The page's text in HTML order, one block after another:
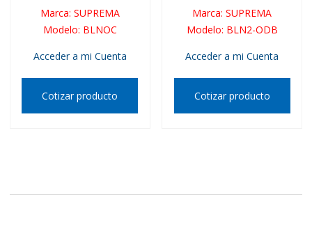
Marca: SUPREMA
Modelo: BLNOC
Acceder a mi Cuenta
Cotizar producto
Marca:SUPREMA
Modelo: BLN2-ODB
Acceder a mi Cuenta
Cotizar producto